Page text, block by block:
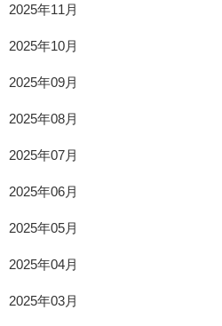
2025年11月
2025年10月
2025年09月
2025年08月
2025年07月
2025年06月
2025年05月
2025年04月
2025年03月